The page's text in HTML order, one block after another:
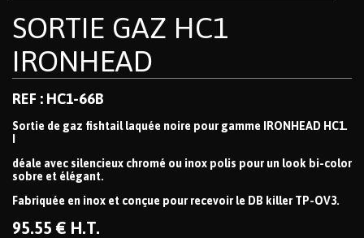
SORTIE GAZ HC1
IRONHEAD
REF : HC1-66B
Sortie de gaz fishtail laquée noire pour gamme IRONHEAD HC1.
I
déale avec silencieux chromé ou inox polis pour un look bi-color
sobre et élégant.
Fabriquée en inox et conçue pour recevoir le DB killer TP-OV3.
95.55 € H.T.